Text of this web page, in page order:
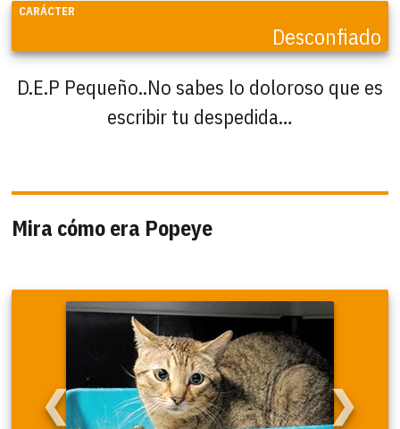
CARÁCTER
Desconfiado
D.E.P Pequeño..No sabes lo doloroso que es
escribir tu despedida…
Mira cómo era Popeye
❮ ❯